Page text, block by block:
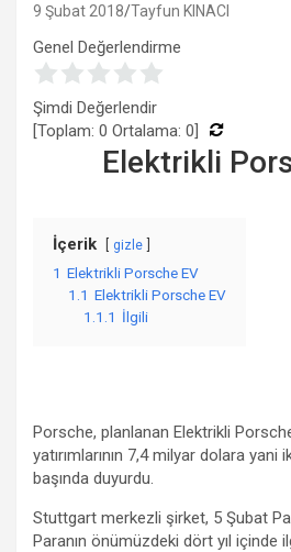
9 Şubat 2018 Tayfun KINACI
Genel Değerlendirme
Şimdi Değerlendir
[Toplam: 0 Ortalama: 0]
Elektrikli
İçerik gizle
1 Elektrikli Porsche EV
1.1 Elektrikli Porsche EV
1.1.1 İlgili
Porsche, planlanan Elektrikli
yatırımlarının 7,4 milyar dolara yani
başında duyurdu.
Stuttgart merkezli şirket, 5 Şubat
Paranın önümüzdeki dört yıl içinde